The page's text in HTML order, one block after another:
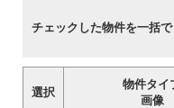
チェックした物件を一括で
選択
物件タイ
画像